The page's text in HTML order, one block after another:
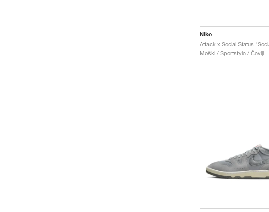
Nike
Moški / Sportstyle / Čevlji